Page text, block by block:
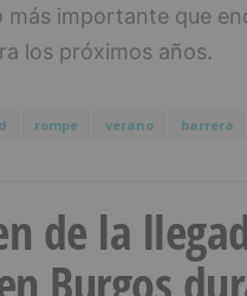
más importante que
los próximos años.
rompe verano barrera
de la